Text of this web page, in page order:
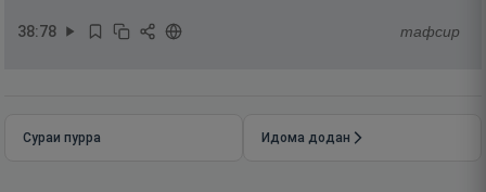
38:78 тафсир
Сураи пурра Идома додан